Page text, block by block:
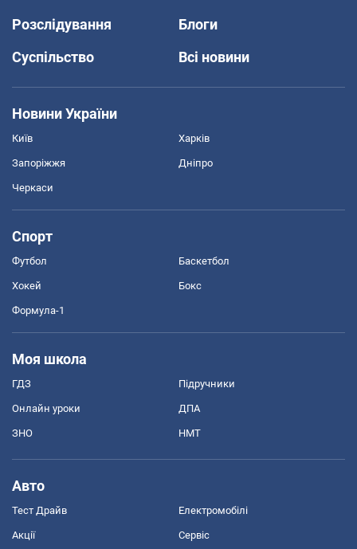
Розслідування
Блоги
Суспільство
Всі новини
Новини України
Київ Харків
Запоріжжя Дніпро
Черкаси
Спорт
Футбол Баскетбол
Хокей Бокс
Формула-1
Моя школа
ГДЗ Підручники
Онлайн уроки ДПА
ЗНО НМТ
Авто
Тест Драйв Електромобілі
Акції Сервіс